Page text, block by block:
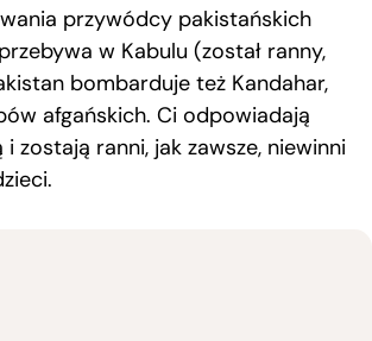
przywódcy pakistańskich
w Kabulu (został ranny,
bombarduje też Kandahar,
afgańskich. Ci odpowiadają
zostają ranni, jak zawsze, niewinni